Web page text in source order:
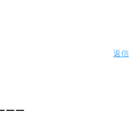
返信
ーー